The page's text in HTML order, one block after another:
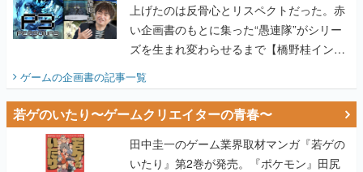
上げたのは反骨心とリスペクトだった。赤
い企画書のもとに集った“愚連隊”がシリー
ズを生まれ変わらせるまで【橋野桂インタ
ゲームの企画書の記事一覧
若ゲのいたり〜ゲームクリエイターの青春〜
田中圭一のゲーム業界取材マンガ『若ゲの
いたり』第2巻が発売。『ポケモン』田尻